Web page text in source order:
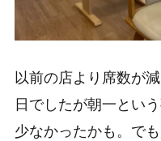
以前の店より席数が減
日でしたが朝一とい
少なかったかも。 で